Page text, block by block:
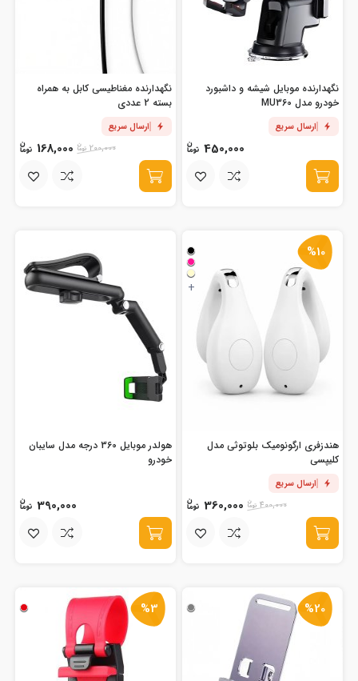
نگهدارنده موبایل شیشه و داشبورد
خودرو مدل MU360
ارسال سریع
450,000
نگهدارنده مغناطیسی کابل به همراه
بسته 2 عددی
ارسال سریع
200,000
168,000
%10
+
هندزفری ارگونومیک بلوتوثی مدل
کلیپسی
ارسال سریع
400,000
360,000
هولدر موبایل 360 درجه مدل سایبان
خودرو
390,000
%20
%3